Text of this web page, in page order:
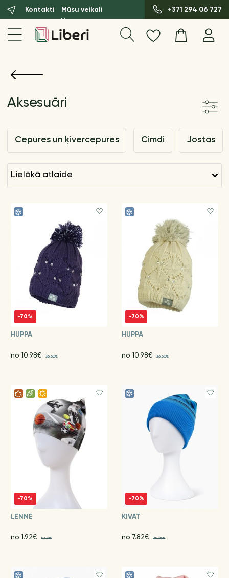
Kontakti Mūsu veikali +371 294 06 727
Aksesuāri
Cepures un ķivercepures Cimdi Jostas
lielākā atlaide
-70%
HUPPA
no 10.98€ 36.60€
-70%
HUPPA
no 10.98€ 36.60€
-70%
LENNE
no 1.92€ 6.40€
-70%
KIVAT
no 7.82€ 26.06€